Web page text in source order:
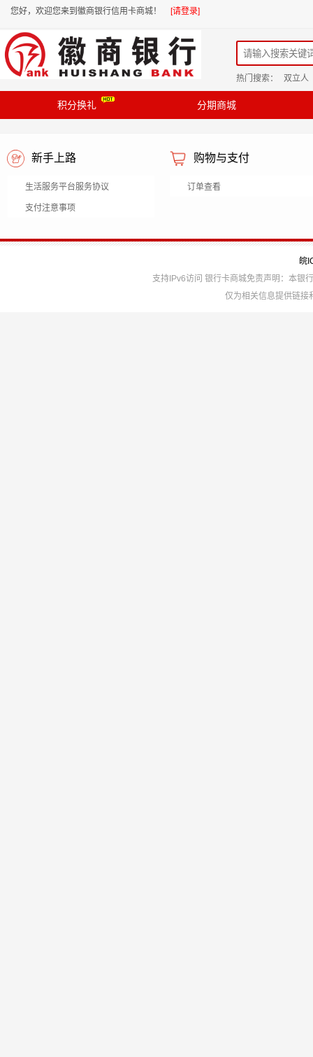
您好，欢迎您来到徽商银行信用卡商城！ [请登录]
热门搜索： 双立人
积分换礼 分期商城
新手上路
生活服务平台服务协议
支付注意事项
购物与支付
订单查看
皖
支持IPv6访问 银行卡商城免责声明：本银
仅为相关信息提供链接